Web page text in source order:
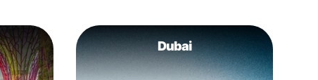
Dubai